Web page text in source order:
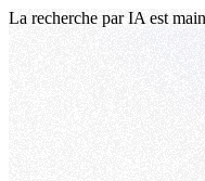
La recherche par IA est